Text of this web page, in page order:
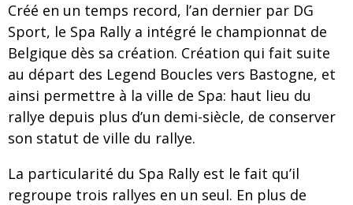
Créé en un temps record, l’an dernier par DG
Sport, le Spa Rally a intégré le championnat de
Belgique dès sa création. Création qui fait suite
au départ des Legend Boucles vers Bastogne, et
ainsi permettre à la ville de Spa: haut lieu du
rallye depuis plus d’un demi-siècle, de conserver
son statut de ville du rallye.
La particularité du Spa Rally est le fait qu’il
regroupe trois rallyes en un seul. En plus de